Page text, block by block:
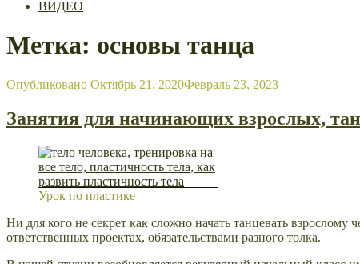
ВИДЕО
Метка: основы танца
Опубликовано Октябрь 21, 2020Февраль 23, 2023
Занятия для начинающих взрослых,
Урок по пластике
Ни для кого не секрет как сложно начать танцевать взрослому
ответственных проектах, обязательствами разного толка.